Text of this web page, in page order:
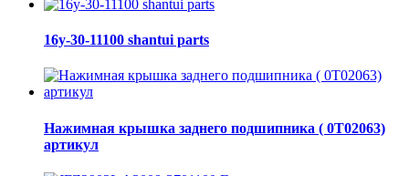
16y-30-11100 shantui parts
Нажимная крышка заднего подшипника ( 0Т02063)
артикул